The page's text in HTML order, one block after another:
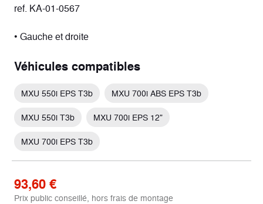
ref. KA-01-0567
• Gauche et droite
Véhicules compatibles
MXU 550i EPS T3b MXU 700i ABS EPS T3b
MXU 550i T3b MXU 700i EPS 12"
MXU 700i EPS T3b
93,60 €
Prix public conseillé, hors frais de montage